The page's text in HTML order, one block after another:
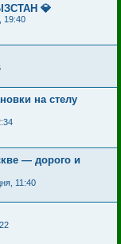
💎
19:40
на стелу
— дорого и
11:40